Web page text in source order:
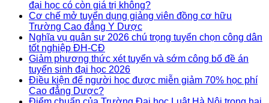
đại học có còn giá trị không?
Cơ chế mở tuyển dụng giảng viên đồng cơ hữu
Trường Cao đẳng Y Dược
Nghĩa vụ quân sự 2026 chú trọng tuyển chọn công dân
tốt nghiệp ĐH-CĐ
Giảm phương thức xét tuyển và sớm công bố đề án
tuyển sinh đại học 2026
Điều kiện để người học được miễn giảm 70% học phí
Cao đẳng Dược?